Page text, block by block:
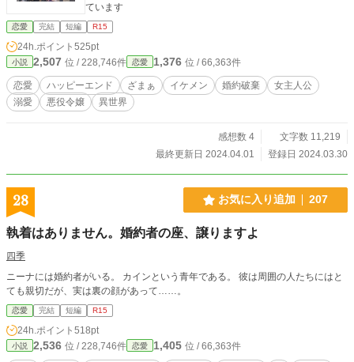
ています
恋愛 完結 短編 R15
24h.ポイント 525pt
小説 2,507 位 / 228,746件 恋愛 1,376 位 / 66,363件
恋愛 ハッピーエンド ざまぁ イケメン 婚約破棄
女主人公
溺愛
悪役令嬢 異世界
感想数 4
文字数 11,219
最終更新日 2024.04.01
登録日 2024.03.30
28 お気に入り追加 207
執着はありません。婚約者の座、譲りますよ
四季
ニーナには婚約者がいる。 カインという青年である。 彼は周囲の人たちにはと
ても親切だが、実は裏の顔があって……。
恋愛 完結 短編 R15
24h.ポイント 518pt
小説 2,536 位 / 228,746件 恋愛 1,405 位 / 66,363件